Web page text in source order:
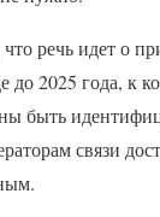
речь идет о
до 2025 года, к
быть
связи